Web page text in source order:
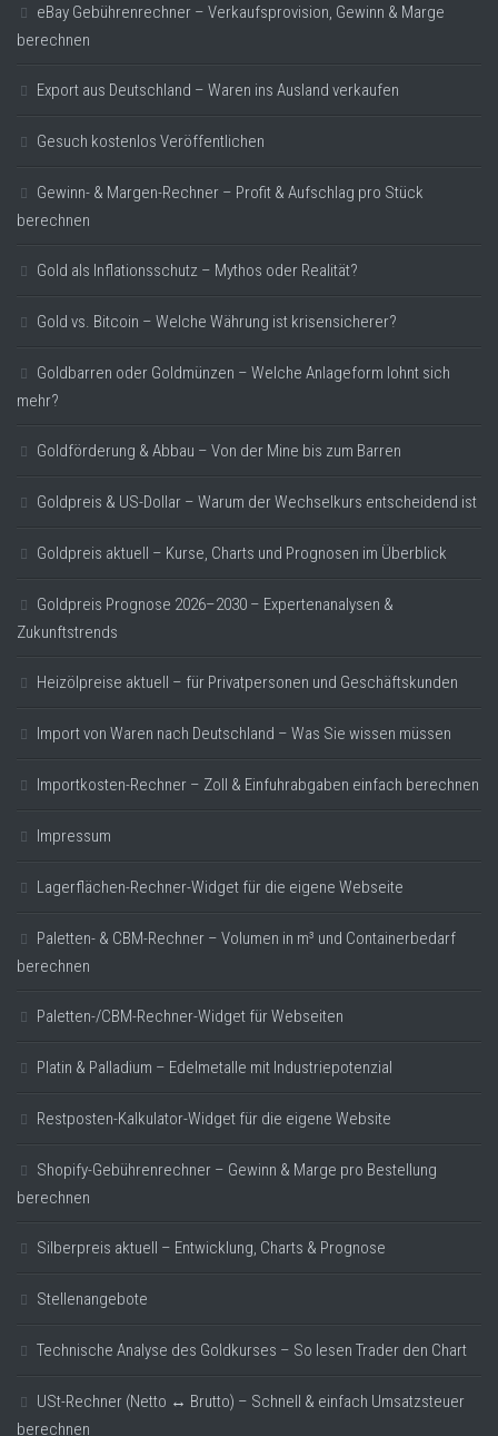
eBay Gebührenrechner – Verkaufsprovision, Gewinn & Marge
berechnen
Export aus Deutschland – Waren ins Ausland verkaufen
Gesuch kostenlos Veröffentlichen
Gewinn- & Margen-Rechner – Profit & Aufschlag pro Stück
berechnen
Gold als Inflationsschutz – Mythos oder Realität?
Gold vs. Bitcoin – Welche Währung ist krisensicherer?
Goldbarren oder Goldmünzen – Welche Anlageform lohnt sich
mehr?
Goldförderung & Abbau – Von der Mine bis zum Barren
Goldpreis & US-Dollar – Warum der Wechselkurs entscheidend ist
Goldpreis aktuell – Kurse, Charts und Prognosen im Überblick
Goldpreis Prognose 2026–2030 – Expertenanalysen &
Zukunftstrends
Heizölpreise aktuell – für Privatpersonen und Geschäftskunden
Import von Waren nach Deutschland – Was Sie wissen müssen
Importkosten-Rechner – Zoll & Einfuhrabgaben einfach berechnen
Impressum
Lagerflächen-Rechner-Widget für die eigene Webseite
Paletten- & CBM-Rechner – Volumen in m³ und Containerbedarf
berechnen
Paletten-/CBM-Rechner-Widget für Webseiten
Platin & Palladium – Edelmetalle mit Industriepotenzial
Restposten-Kalkulator-Widget für die eigene Website
Shopify-Gebührenrechner – Gewinn & Marge pro Bestellung
berechnen
Silberpreis aktuell – Entwicklung, Charts & Prognose
Stellenangebote
Technische Analyse des Goldkurses – So lesen Trader den Chart
USt-Rechner (Netto ↔ Brutto) – Schnell & einfach Umsatzsteuer
berechnen